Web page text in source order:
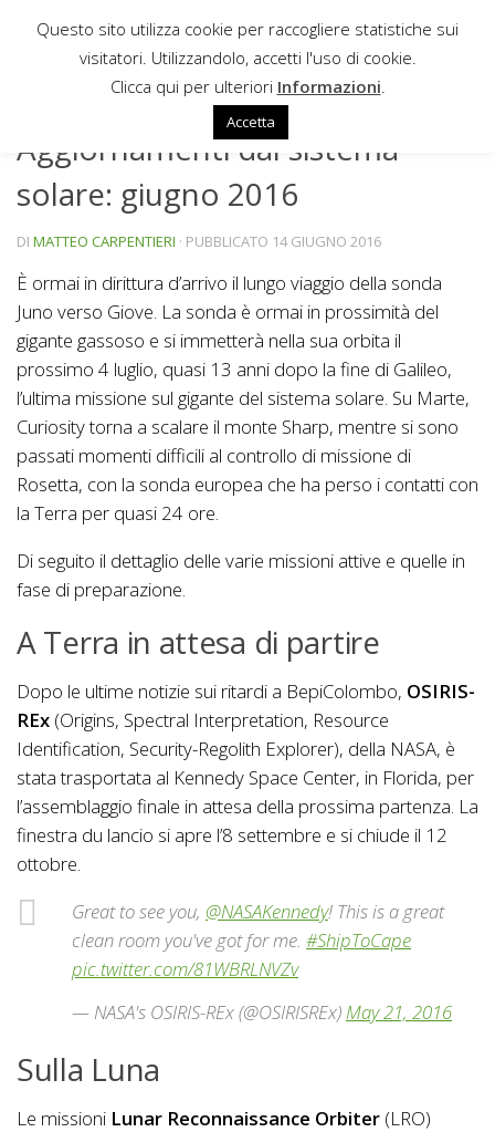
Sotto il contenuto
AGGIORNAMENTI DAL SISTEMA SOLARE / NEWS
Aggiornamenti dal sistema
solare: giugno 2016
DI MATTEO CARPENTIERI · PUBBLICATO 14 GIUGNO 2016
È ormai in dirittura d’arrivo il lungo viaggio della sonda
Juno verso Giove. La sonda è ormai in prossimità del
gigante gassoso e si immetterà nella sua orbita il
prossimo 4 luglio, quasi 13 anni dopo la fine di Galileo,
l’ultima missione sul gigante del sistema solare. Su Marte,
Curiosity torna a scalare il monte Sharp, mentre si sono
passati momenti difficili al controllo di missione di
Rosetta, con la sonda europea che ha perso i contatti con
la Terra per quasi 24 ore.
Di seguito il dettaglio delle varie missioni attive e quelle in
fase di preparazione.
A Terra in attesa di partire
Dopo le ultime notizie sui ritardi a BepiColombo, OSIRIS-
REx (Origins, Spectral Interpretation, Resource
Identification, Security-Regolith Explorer), della NASA, è
stata trasportata al Kennedy Space Center, in Florida, per
l’assemblaggio finale in attesa della prossima partenza. La
finestra du lancio si apre l’8 settembre e si chiude il 12
ottobre.
Great to see you, @NASAKennedy! This is a great
clean room you've got for me. #ShipToCape
pic.twitter.com/81WBRLNVZv
— NASA's OSIRIS-REx (@OSIRISREx)May 21, 2016
Sulla Luna
Le missioni Lunar Reconnaissance Orbiter (LRO)
Questo sito utilizza cookie per raccogliere statistiche sui
visitatori. Utilizzandolo, accetti l'uso di cookie.
Clicca qui per ulteriori Informazioni
Accetta